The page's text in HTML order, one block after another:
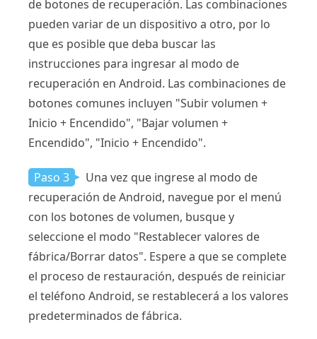
de botones de recuperación. Las combinaciones
pueden variar de un dispositivo a otro, por lo
que es posible que deba buscar las
instrucciones para ingresar al modo de
recuperación en Android. Las combinaciones de
botones comunes incluyen "Subir volumen +
Inicio + Encendido", "Bajar volumen +
Encendido", "Inicio + Encendido".
Paso 3
Una vez que ingrese al modo de
recuperación de Android, navegue por el menú
con los botones de volumen, busque y
seleccione el modo "Restablecer valores de
fábrica/Borrar datos". Espere a que se complete
el proceso de restauración, después de reiniciar
el teléfono Android, se restablecerá a los valores
predeterminados de fábrica.